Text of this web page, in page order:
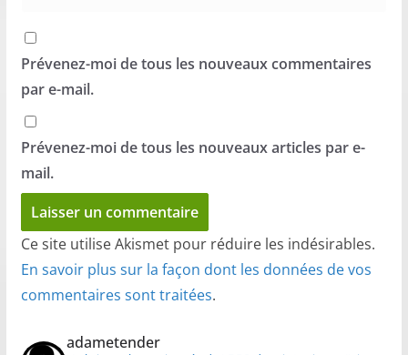
Prévenez-moi de tous les nouveaux commentaires
par e-mail.
Prévenez-moi de tous les nouveaux articles par e-
mail.
Ce site utilise Akismet pour réduire les indésirables.
En savoir plus sur la façon dont les données de vos
commentaires sont traitées.
adametender